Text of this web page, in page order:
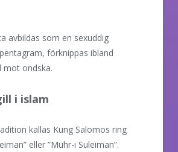
avbildas som en sexuddig
förknippas ibland
mot ondska.
i islam
kallas Kung Salomos ring
eller ”Muhr-i Suleiman”.